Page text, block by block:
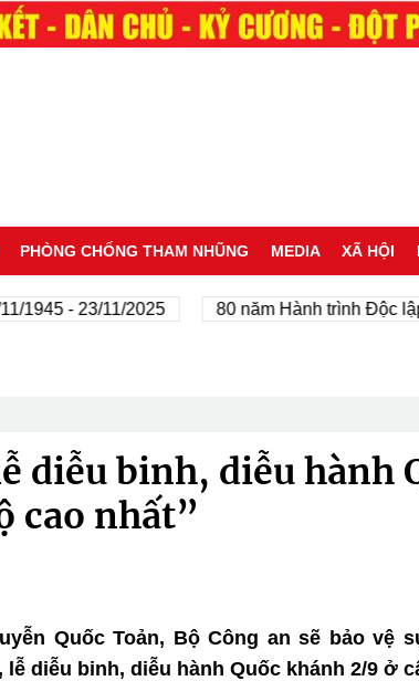
PHÒNG CHỐNG THAM NHŨNG MEDIA XÃ HỘI
- 23/11/2025 80 năm Hành trình Độc lập -
diễu binh, diễu hành
cao nhất”
Quốc Toản, Bộ Công an sẽ bảo vệ
lễ diễu binh, diễu hành Quốc khánh 2/9 ở